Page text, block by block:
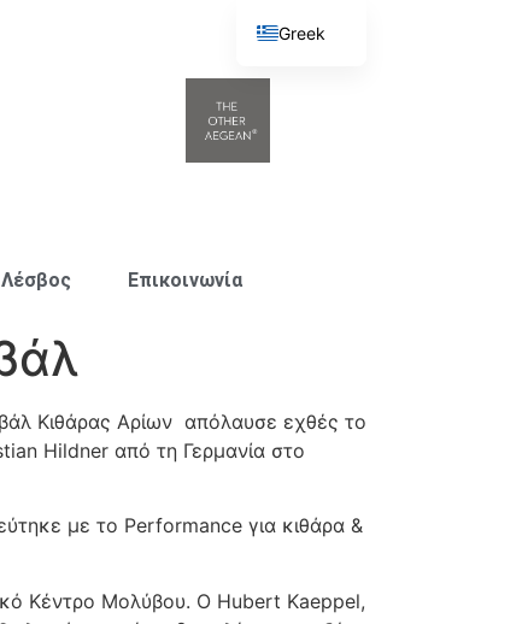
Λέσβος Επικοινωνία
Κιθάρας Αρίων απόλαυσε εχθές το
Hildner από τη Γερμανία στο
με το Performance για κιθάρα &
Κέντρο Μολύβου. Ο Hubert Kaeppel,
Greek